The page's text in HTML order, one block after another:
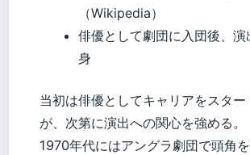
（Wikipedia）
俳優として劇団に入団後、演
身
当初は俳優としてキャリアをスター
が、次第に演出への関心を強める。
1970年代にはアングラ劇団で頭角を